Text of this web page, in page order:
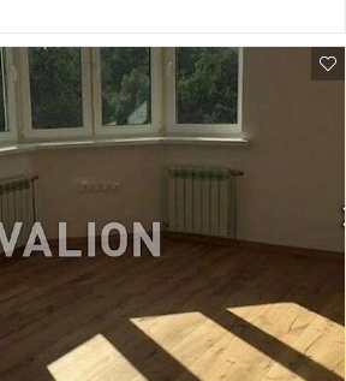
гостей. Полноценная комната – 17
или гостиной. Вторая комната –
детского или рабочего кабинета.
сдан! Документы готовы,
Эта квартира – это идеальное
и удобной транспортной
044 200 10 80 valion.ua/1117969